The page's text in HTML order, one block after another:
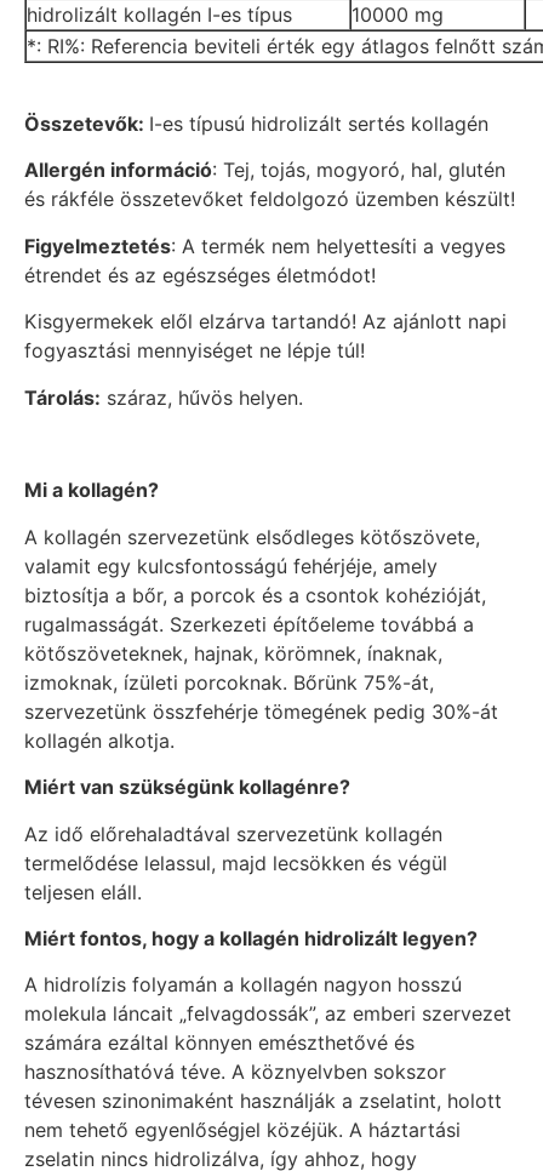
hidrolizált kollagén I-es típus
10000 mg
*: RI%: Referencia beviteli érték egy átlagos felnőtt
Összetevők: I-es típusú hidrolizált sertés kollagén
Allergén információ: Tej, tojás, mogyoró, hal, glutén
és rákféle összetevőket feldolgozó üzemben készült!
Figyelmeztetés: A termék nem helyettesíti a vegyes
étrendet és az egészséges életmódot!
Kisgyermekek elől elzárva tartandó! Az ajánlott napi
fogyasztási mennyiséget ne lépje túl!
Tárolás: száraz, hűvös helyen.
Mi a kollagén?
A kollagén szervezetünk elsődleges kötőszövete,
valamit egy kulcsfontosságú fehérjéje, amely
biztosítja a bőr, a porcok és a csontok kohézióját,
rugalmasságát. Szerkezeti építőeleme továbbá a
kötőszöveteknek, hajnak, körömnek, ínaknak,
izmoknak, ízületi porcoknak. Bőrünk 75%-át,
szervezetünk összfehérje tömegének pedig 30%-át
kollagén alkotja.
Miért van szükségünk kollagénre?
Az idő előrehaladtával szervezetünk kollagén
termelődése lelassul, majd lecsökken és végül
teljesen eláll.
Miért fontos, hogy a kollagén hidrolizált legyen?
A hidrolízis folyamán a kollagén nagyon hosszú
molekula láncait „felvagdossák”, az emberi szervezet
számára ezáltal könnyen emészthetővé és
hasznosíthatóvá téve. A köznyelvben sokszor
tévesen szinonimaként használják a zselatint, holott
nem tehető egyenlőségjel közéjük. A háztartási
zselatin nincs hidrolizálva, így ahhoz, hogy